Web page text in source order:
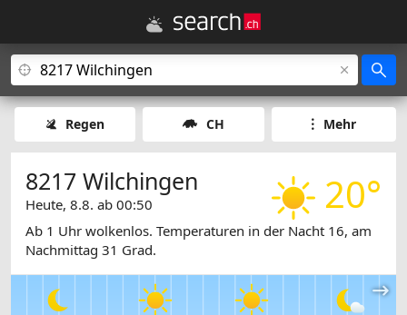
Regen CH Mehr
20°
8217 Wilchingen
Heute, 8.8. ab 00:50
Ab 1 Uhr wolkenlos. Temperaturen in der Nacht 16, am
Nachmittag 31 Grad.